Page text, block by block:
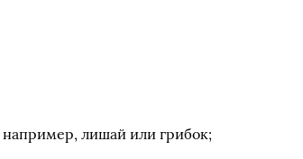
лишай или грибок;